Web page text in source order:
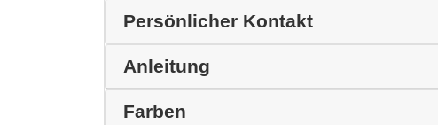
Persönlicher Kontakt
Anleitung
Farben